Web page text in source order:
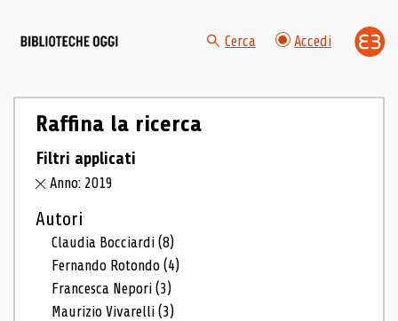
Cerca Accedi
Raffina la ricerca
Filtri applicati
Anno: 2019
Autori
Claudia Bocciardi(8)
Fernando Rotondo(4)
Francesca Nepori(3)
Maurizio Vivarelli(3)